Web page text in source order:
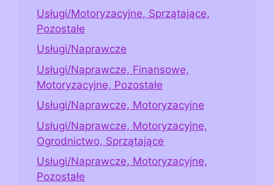
Usługi/Motoryzacyjne, Sprzątające,
Pozostałe
Usługi/Naprawcze
Usługi/Naprawcze, Finansowe,
Motoryzacyjne, Pozostałe
Usługi/Naprawcze, Motoryzacyjne
Usługi/Naprawcze, Motoryzacyjne,
Ogrodnictwo, Sprzątające
Usługi/Naprawcze, Motoryzacyjne,
Pozostałe